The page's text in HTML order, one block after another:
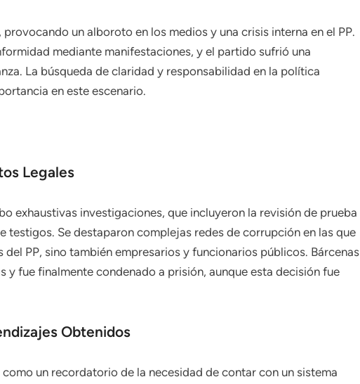
un alboroto en los medios y una crisis interna en el PP.
mediante manifestaciones, y el partido sufrió una
La búsqueda de claridad y responsabilidad en la política
en este escenario.
Legales
exhaustivas investigaciones, que incluyeron la revisión de prueba
testigos. Se destaparon complejas redes de corrupción en las que
PP, sino también empresarios y funcionarios públicos. Bárcenas
y fue finalmente condenado a prisión, aunque esta decisión fue
Obtenidos
un recordatorio de la necesidad de contar con un sistema